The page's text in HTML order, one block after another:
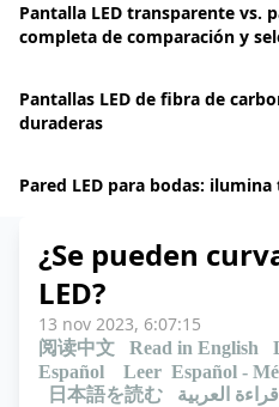
Pantalla LED transparente vs.
completa de comparación y
Pantallas LED de fibra de
duraderas
Pared LED para bodas:
¿Se pueden
LED?
13 nov 2023, 6:07:15
阅读中文 Read in English
Español
Leer Español -
日本語を読む
قراءة العربية